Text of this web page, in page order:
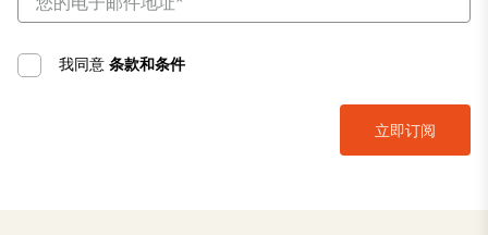
我同意 条款和条件